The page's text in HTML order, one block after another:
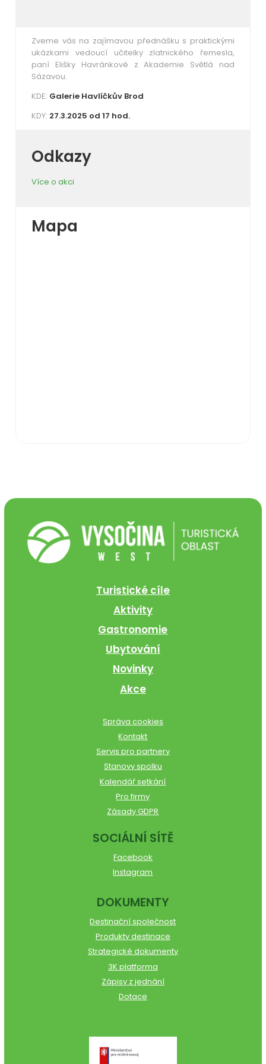
Zveme vás na zajímavou přednášku s praktickými
ukázkami vedoucí učitelky zlatnického řemesla,
paní Elišky Havránkové z Akademie Světlá nad
Sázavou.
KDE: Galerie Havlíčkův Brod
KDY: 27.3.2025 od 17 hod.
Odkazy
Více o akci
Mapa
Turistické cíle
Aktivity
Gastronomie
Ubytování
Novinky
Akce
Správa cookies
Kontakt
Servis pro partnery
Stanovy spolku
Kalendář setkání
Pro firmy
Zásady GDPR
SOCIÁLNÍ SÍTĚ
Facebook
Instagram
DOKUMENTY
Destinační společnost
Produkty destinace
Strategické dokumenty
3K platforma
Zápisy z jednání
Dotace